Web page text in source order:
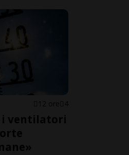
12 ore 4
i ventilatori